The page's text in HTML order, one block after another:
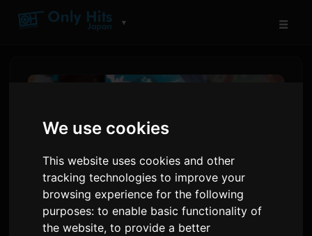
We use cookies
This website uses cookies and other
tracking technologies to improve your
browsing experience for the following
purposes:to enable basic functionality of
the website,to provide a better
▼ ☰